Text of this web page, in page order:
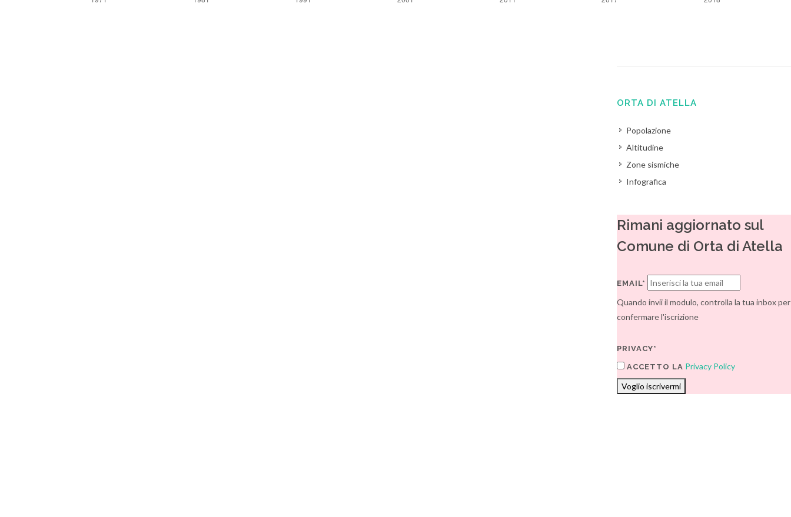
ORTA DI ATELLA
Popolazione
Altitudine
Zone sismiche
Infografica
Rimani aggiornato sul
Comune di Orta di Atella
EMAIL*
Quando invii il modulo, controlla la tua inbox per
confermare l'iscrizione
PRIVACY*
ACCETTO LA Privacy Policy
Voglio iscrivermi